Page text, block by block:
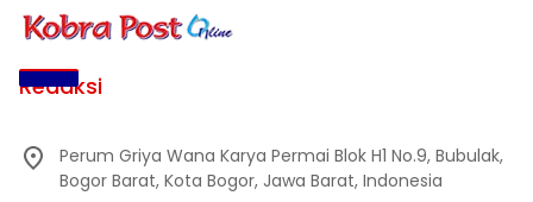
Redaksi
Perum Griya Wana Karya Permai Blok H1 No.9, Bubulak,
Bogor Barat, Kota Bogor, Jawa Barat, Indonesia